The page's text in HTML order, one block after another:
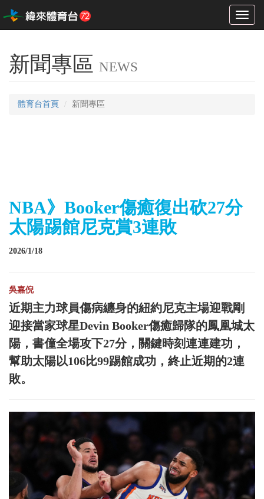
Toggle
新聞專區 NEWS
體育台首頁 新聞專區
NBA》Booker傷癒復出砍27分
太陽踢館尼克賞3連敗
2026/1/18
吳嘉倪
近期主力球員傷病纏身的紐約尼克主場迎戰剛
迎接當家球星Devin Booker傷癒歸隊的鳳凰城太
陽，書僮全場攻下27分，關鍵時刻連連建功，
幫助太陽以106比99踢館成功，終止近期的2連
敗。